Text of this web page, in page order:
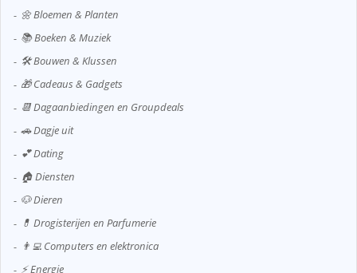
🌼 Bloemen & Planten
📚 Boeken & Muziek
🛠️ Bouwen & Klussen
🎁 Cadeaus & Gadgets
📆 Dagaanbiedingen en Groupdeals
🚗 Dagje uit
💕 Dating
🏠 Diensten
🐶 Dieren
💊 Drogisterijen en Parfumerie
👨‍💻 Computers en elektronica
⚡ Energie